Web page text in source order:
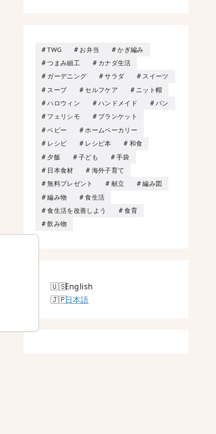
TWG お弁当
かぎ編み
つまみ細工
カナダ生活
ガーデニング
サラダ
スイーツ
スープ
セルフケア
ニット帽
ハロウィン
ハンドメイド
パン
フェリシモ
ブランケット
ベビー
ホームベーカリー
レシピ
レシピ本
和食
夕飯
子ども
手袋
日本食材
海外子育て
無料プレゼント
献立
編み図
編み物
食生活
食生活を改善しよう
食育
飲み物
English
日本語